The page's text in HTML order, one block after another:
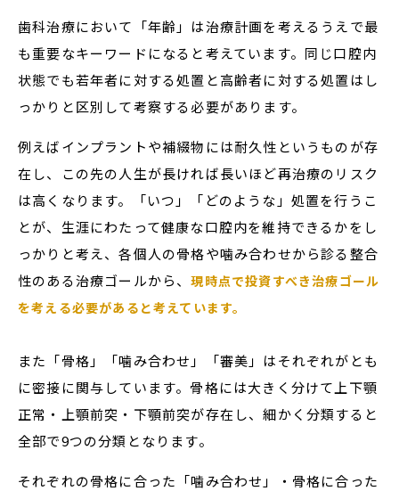
歯科治療において「年齢」は治療計画を考えるうえで最
も重要なキーワードになると考えています。同じ口腔内
状態でも若年者に対する処置と高齢者に対する処置はし
っかりと区別して考察する必要があります。
例えばインプラントや補綴物には耐久性というものが存
在し、この先の人生が長ければ長いほど再治療のリスク
は高くなります。「いつ」「どのような」処置を行うこ
とが、生涯にわたって健康な口腔内を維持できるかをし
っかりと考え、各個人の骨格や噛み合わせから診る整合
性のある治療ゴールから、現時点で投資すべき治療ゴール
を考える必要があると考えています。
また「骨格」「噛み合わせ」「審美」はそれぞれがとも
に密接に関与しています。骨格には大きく分けて上下顎
正常・上顎前突・下顎前突が存在し、細かく分類すると
全部で9つの分類となります。
それぞれの骨格に合った「噛み合わせ」・骨格に合った